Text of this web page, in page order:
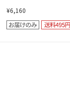
¥6,160